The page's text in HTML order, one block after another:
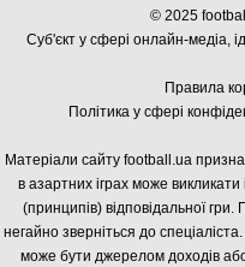
© 2025
Суб'єкт у сфері онлайн-медіа, і
Правила
Політика у сфері
Матеріали сайту football.ua
в азартних іграх може
(принципів) відповідальної
негайно зверніться до
може бути джерелом доходів